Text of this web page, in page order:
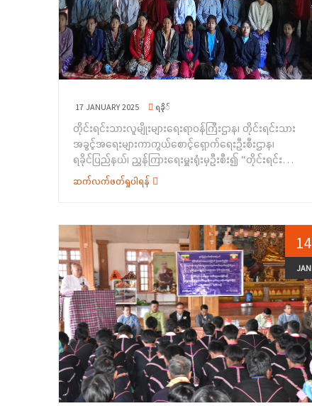
ကြားရေးမှူးဦးကျော်စိုးက တိုင်းရင်းသားလူမျိုးများ၏
အခွင့်အရေးကာကွယ်စောင့်ရှောက်သည့်ဥပဒေ၊ နည်းဥပဒေ
များကိုလည်းကောင်း၊ တိုင်းရင်းသားစာပေနှင့်ယဉ်ကျေးမှု
ဦးစီးဌာနမှ ညွှန်ကြားရေးမှူး ဒေါရီရီဝင်းက တိုင်းရင်းသား
လူမျိုးများအကြောင်းနှင့် တိုင်းရင်းသားဘာသာသင်ကြားနိုင်
လူမှုဝန်ထမ်းဦးစီးဌာနမှ မြို့နယ်ဦးစီးမှူး ဦးစိုင်းရန်နောင်က
လည်းကောင်း၊ ပြန်ကြားရေးနှင့် ပြည်သူ့ဆက်ဆံရေး
ဦးစီးဌာနမှ ဦးစီးအရာရှိ ဦးစောသော်တာလင်းသန့်က ဗလ
ငါးတန်ဖွံ့ဖြိုးရေး ဆိုင်ရာကိစ္စရပ်များအားလည်းကောင်း၊
အားကစားနှင့်ကာယပညာဦးစီးဌာန မြို့နယ်အားကစားမှူး ဒေါ်
လည်းကောင်း ပတ်ဝန်းကျင်ထိန်းသိမ်းရေးဦးစီးဌာနမှ
ဒုတိယ ဦးစီးမှူး ဦးကျော်စိုးသူက ပလက်စတစ်အန္တရာယ်
ခေါင်းစဉ်ဖြင့်လည်းကောင်း၊ တိုင်းရင်းသားအခွင့် အရေးများ
ကာကွယ်စောင့်ရှောက်ရေးဦးစီးဌာန၊ ကရင်ပြည်နယ်ညွှန်ကြား
ရေးမှူးရုံးမှ&nbsp; ဦးစီးအရာရှိ ဦးဝေယံထက်က အမုန်း
စကားနှင့် အကြမ်းဖက်မှုကိုဖြစ်စေသောလှုံ့ဆော်မှုကို တားဆီး
ကာကွယ်ခြင်းဆိုင်ရာကိစ္စရပ်များကိုလည်းကောင်း အသီးသီး
ဆွေးနွေး ပြောကြားခဲ့ကြပါသည်။&nbsp;ထို့နောက် ရပ်ရွာ
အခြေပြုအသက်မွေးဝမ်းကျောင်းပညာလိုအပ်ချက် စစ်တမ်း
ကို ကောက်ယူခဲ့ရာ ဒေသခံတိုင်းရင်းသား (၁၂၂) ဦးတို့က
စစ်တမ်းမေးခွန်းလွှာများကို ဖြေဆိုခဲ့ကြပါသည်။ အဆိုပါ
အခမ်းအနားသို့ လှိုင်းဘွဲ့မြို့နယ်အုပ်ချုပ်ရေးမှူး၊ မြို့နယ်
17 JANUARY 2025 ရခို်
တိုင်းရင်းသားလူမျိုးများရေးရာဝန်ကြီးဌာန၊ တိုင်းရင်းသား
အခွင့်အရေးများကာကွယ်စောင့်ရှောက်ရေးဦးစီးဌာန၊
ရခိုင်ပြည်နယ်၊ ညွှန်ကြားရေးမှူးရုံးမှဦးစီး၍ “တိုင်းရင်းသား
ရေးရာအသိပညာပေးဟောပြောခြင်းနှင့် ရပ်ရွာအခြေပြု
အသက်မွေးဝမ်းကျောင်းပညာလိုအပ်ချက်များကို ဆန်းစစ်စီမံ
ရခိုင်ပြည်နယ်၊ စစ်တွေမြို့၊ ဥဿလင်းဘုန်းတော်ကြီး
ကျောင်း၌ ကျင်းပပြုလုပ်ခဲ့ပါသည်။&nbsp;အခမ်းအနား
တွင် ရခိုင်ပြည်နယ်အစိုးရအဖွဲ့ဝင် တိုင်းရင်းသားရေးရာ
ဝန်ကြီး ဦးတင်လှက အဖွင့်အမှာစကားပြောကြားခဲ့ပါသည်။
ထို့နောက် တိုင်းရင်းသားအခွင့်အရေးများကာကွယ်
စောင့်ရှောက်ရေးဦးစီးဌာန၊ ရခိုင်ပြည်နယ်၊ ညွှန်ကြားရေးမှူး
ရုံးမှ လက်ထောက်ညွှန်ကြားရေးမှူး ဒေါ်မီမီဝင်းရွှေ
က&nbsp; တိုင်းရင်းသားလူမျိုးများရေးရာဝန်ကြီးဌာန
အကြောင်း၊ တိုင်းရင်းသားလူမျိုးများ၏ အခွင့်အရေးကာ
ကွယ်စောင့်ရှောက်သည့်ဥပဒေ၊ နည်းဥပဒေများနှင့် ရပ်ရွာ
အခြေပြုအသက်မွေးဝမ်းကျောင်းပညာလိုအပ်ချက်တို့ကို
ဆန်းစစ်စီမံခြင်းစစ်တမ်းကောက်ယူရခြင်း ရည်ရွယ်ချက်တို့ကို
ဆက်လက်ဖတ်ရှုပါရန်
14
JAN